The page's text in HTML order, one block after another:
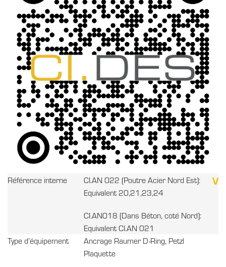
Référence interne
CI.AN 022 (Poutre Acier Nord Est):
Equivalent 20,21,23,24
CI.AN018 (Dans Béton, coté Nord):
Equivalent CI.AN 021
V
Type d’équipement
Ancrage Raumer D-Ring, Petzl
Plaquette